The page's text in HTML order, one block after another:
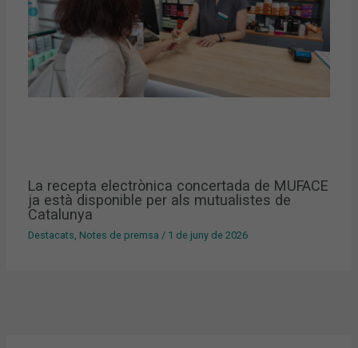
La recepta electrònica concertada de MUFACE
ja està disponible per als mutualistes de
Catalunya
Destacats Notes de premsa / 1 de juny de 2026